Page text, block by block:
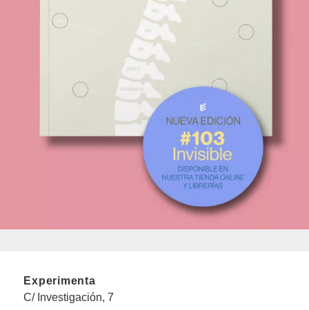
Experimenta
C/ Investigación, 7